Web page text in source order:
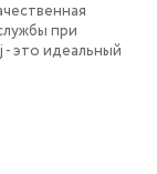
при
это идеальный